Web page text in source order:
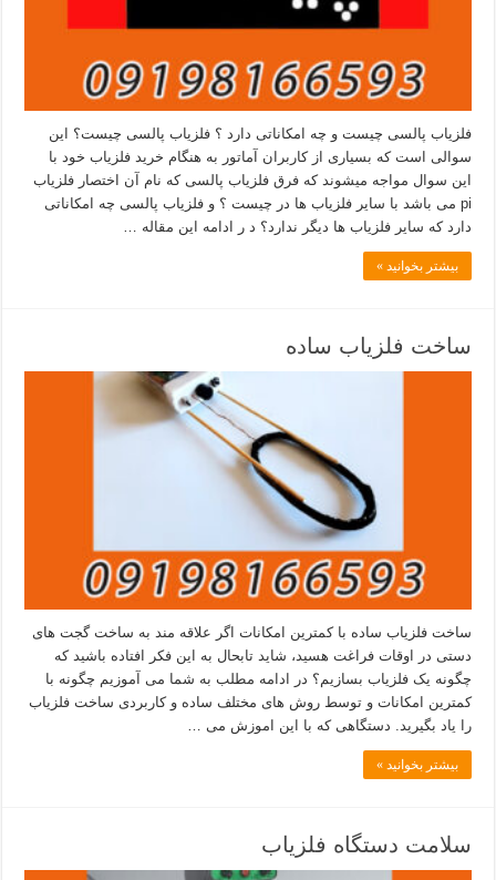
فلزیاب پالسی چیست و چه امکاناتی دارد ؟ فلزیاب پالسی چیست؟ این
سوالی است که بسیاری از کاربران آماتور به هنگام خرید فلزیاب خود با
این سوال مواجه میشوند که فرق فلزیاب پالسی که نام آن اختصار فلزیاب
pi می باشد با سایر فلزیاب ها در چیست ؟ و فلزیاب پالسی چه امکاناتی
دارد که سایر فلزیاب ها دیگر ندارد؟ د ر ادامه این مقاله …
بیشتر بخوانید »
ساخت فلزیاب ساده
ساخت فلزیاب ساده با کمترین امکانات اگر علاقه مند به ساخت گجت های
دستی در اوقات فراغت هسید، شاید تابحال به این فکر افتاده باشید که
چگونه یک فلزیاب بسازیم؟ در ادامه مطلب به شما می آموزیم چگونه با
کمترین امکانات و توسط روش های مختلف ساده و کاربردی ساخت فلزیاب
را یاد بگیرید. دستگاهی که با این اموزش می …
بیشتر بخوانید »
سلامت دستگاه فلزیاب